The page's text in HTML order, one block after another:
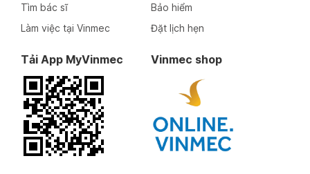
Tìm bác sĩ
Làm việc tại Vinmec
Bảo hiểm
Đặt lịch hẹn
Tải App MyVinmec Vinmec shop